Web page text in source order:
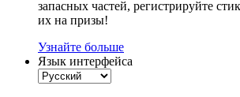
запасных частей, регистрируйте
их на призы!
Узнайте больше
Язык интерфейса